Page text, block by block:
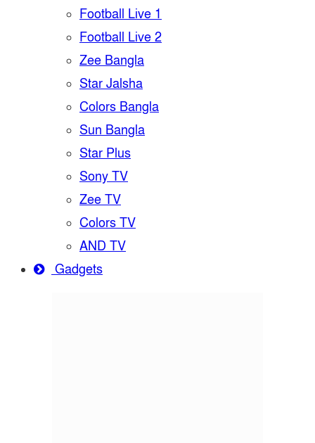
Football Live 1
Football Live 2
Zee Bangla
Star Jalsha
Colors Bangla
Sun Bangla
Star Plus
Sony TV
Zee TV
Colors TV
AND TV
Gadgets